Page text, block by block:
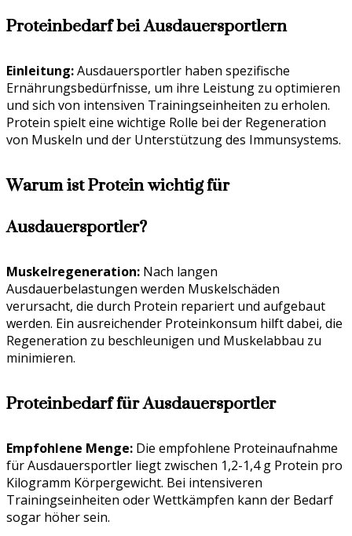
Proteinbedarf bei Ausdauersportlern
Einleitung:Ausdauersportler haben spezifische
Ernährungsbedürfnisse, um ihre Leistung zu optimieren
und sich von intensiven Trainingseinheiten zu erholen.
Protein spielt eine wichtige Rolle bei der Regeneration
von Muskeln und der Unterstützung des Immunsystems.
Warum ist Protein wichtig für
Ausdauersportler?
Muskelregeneration: Nach langen
Ausdauerbelastungen werden Muskelschäden
verursacht, die durch Protein repariert und aufgebaut
werden. Ein ausreichender Proteinkonsum hilft dabei, die
Regeneration zu beschleunigen und Muskelabbau zu
minimieren.
Proteinbedarf für Ausdauersportler
Empfohlene Menge: Die empfohlene Proteinaufnahme
für Ausdauersportler liegt zwischen 1,2-1,4 g Protein pro
Kilogramm Körpergewicht. Bei intensiveren
Trainingseinheiten oder Wettkämpfen kann der Bedarf
sogar höher sein.